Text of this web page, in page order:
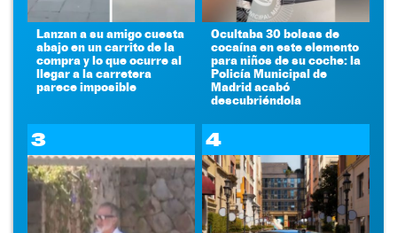
Lanzan a su amigo cuesta
abajo en un carrito de la
compra y lo que ocurre al
llegar a la carretera
parece imposible
Ocultaba 30 bolsas de
cocaína en este elemento
para niños de su coche: la
Policía Municipal de
Madrid acabó
descubriéndola
3 4